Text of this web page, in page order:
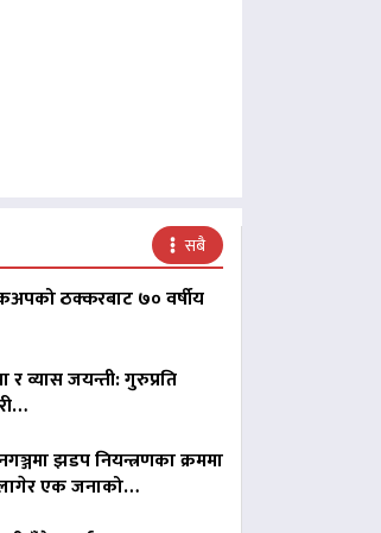
सबै
ठक्करबाट ७० वर्षीय
व्यास जयन्ती: गुरुप्रति
झडप नियन्त्रणका क्रममा
लागेर एक जनाको…